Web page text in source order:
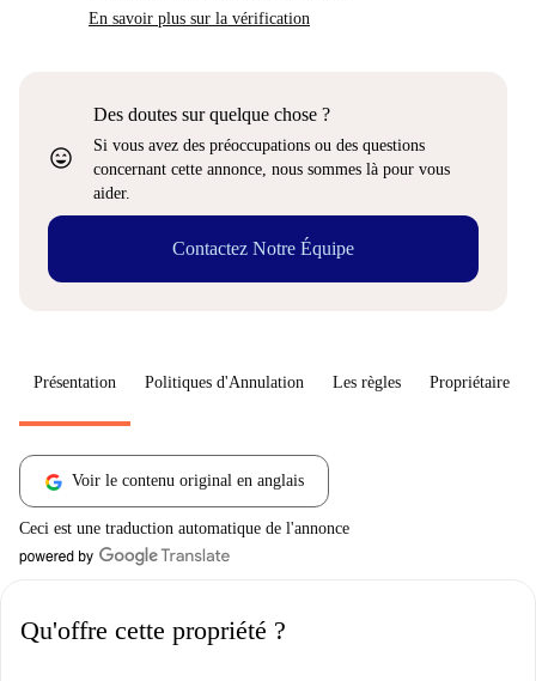
En savoir plus sur la vérification
sentiment_very_satisfied
Des doutes sur quelque chose ?
Si vous avez des préoccupations ou des questions
concernant cette annonce, nous sommes là pour vous
aider.
Contactez Notre Équipe
Présentation Politiques d'Annulation Les règles Propriétaire
Voir le contenu original en anglais
Ceci est une traduction automatique de l'annonce
Qu'offre cette propriété ?